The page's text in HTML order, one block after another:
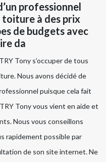
professionnel
toiture à des prix
de budgets avec
da
Tony s’occuper de tous
Nous avons décidé de
puisque cela fait
Tony vous vient en aide et
Nous vous conseillons
rapidement possible par
de son site internet. Ne